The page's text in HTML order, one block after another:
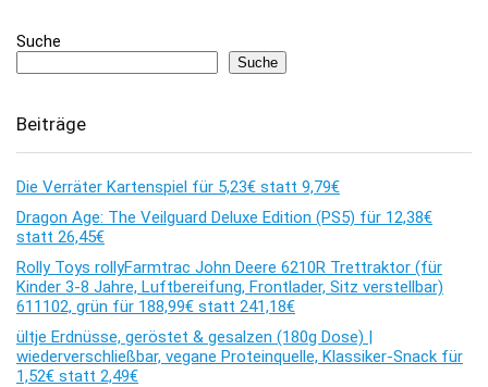
Suche
Suche
Beiträge
Die Verräter Kartenspiel für 5,23€ statt 9,79€
Dragon Age: The Veilguard Deluxe Edition (PS5) für 12,38€
statt 26,45€
Rolly Toys rollyFarmtrac John Deere 6210R Trettraktor (für
Kinder 3-8 Jahre, Luftbereifung, Frontlader, Sitz verstellbar)
611102, grün für 188,99€ statt 241,18€
ültje Erdnüsse, geröstet & gesalzen (180g Dose) |
wiederverschließbar, vegane Proteinquelle, Klassiker-Snack für
1,52€ statt 2,49€